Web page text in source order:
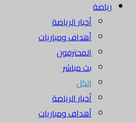
رياضة
أخبار الرياضة
أهداف ومباريات
المحترفون
بث مباشر
الكل
أخبار الرياضة
أهداف ومباريات